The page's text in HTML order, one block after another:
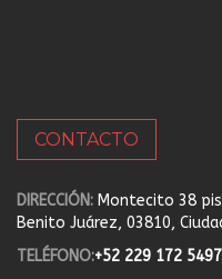
CONTACTO
DIRECCIÓN: Montecito 38
Benito Juárez, 03810,
TELÉFONO:+52 229 172 5497